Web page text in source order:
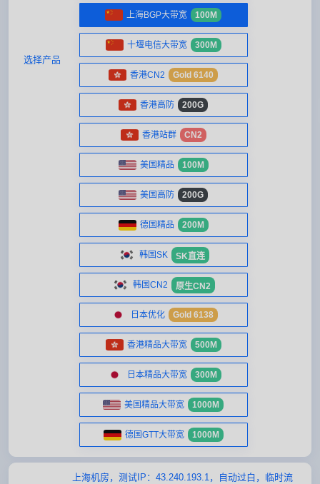
选择产品
上海BGP大带宽 100M
十堰电信大带宽 300M
香港CN2 Gold 6140
香港高防 200G
香港站群 CN2
美国精品 100M
美国高防 200G
德国精品 200M
韩国SK SK直连
韩国CN2 原生CN2
日本优化 Gold 6138
香港精品大带宽 500M
日本精品大带宽 300M
美国精品大带宽 1000M
德国GTT大带宽 1000M
上海机房，测试IP：43.240.193.1，自动过白，临时流